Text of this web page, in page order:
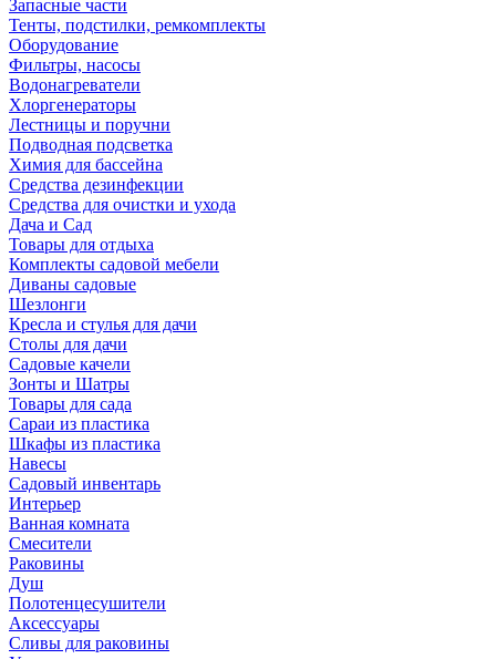
Запасные части
Тенты, подстилки, ремкомплекты
Оборудование
Фильтры, насосы
Водонагреватели
Хлоргенераторы
Лестницы и поручни
Подводная подсветка
Химия для бассейна
Средства дезинфекции
Средства для очистки и ухода
Дача и Сад
Товары для отдыха
Комплекты садовой мебели
Диваны садовые
Шезлонги
Кресла и стулья для дачи
Столы для дачи
Садовые качели
Зонты и Шатры
Товары для сада
Сараи из пластика
Шкафы из пластика
Навесы
Садовый инвентарь
Интерьер
Ванная комната
Смесители
Раковины
Душ
Полотенцесушители
Аксессуары
Сливы для раковины